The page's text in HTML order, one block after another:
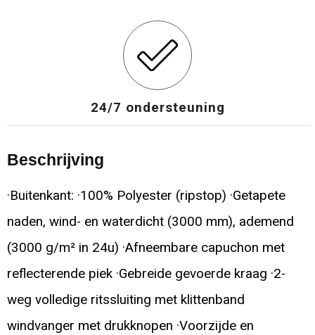
24/7 ondersteuning
Beschrijving
·Buitenkant: ·100% Polyester (ripstop) ·Getapete
naden, wind- en waterdicht (3000 mm), ademend
(3000 g/m² in 24u) ·Afneembare capuchon met
reflecterende piek ·Gebreide gevoerde kraag ·2-
weg volledige ritssluiting met klittenband
windvanger met drukknopen ·Voorzijde en